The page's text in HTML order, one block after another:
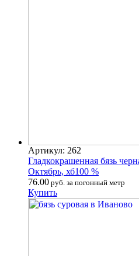
Артикул: 262
Гладкокрашенная бязь
Октябрь, хб100 %
76.00 руб. за погонный метр
Купить